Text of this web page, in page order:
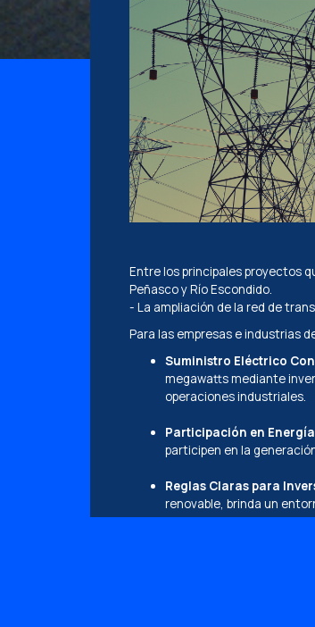
Entre los principales proyectos
Peñasco y Río Escondido.
- La ampliación de la red de
Para las empresas e industrias
Suministro Eléctrico
megawatts mediante
operaciones industriales.
Participación en
participen en la
Reglas Claras para
renovable, brinda un